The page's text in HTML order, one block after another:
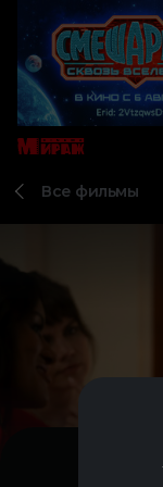
Все фильмы